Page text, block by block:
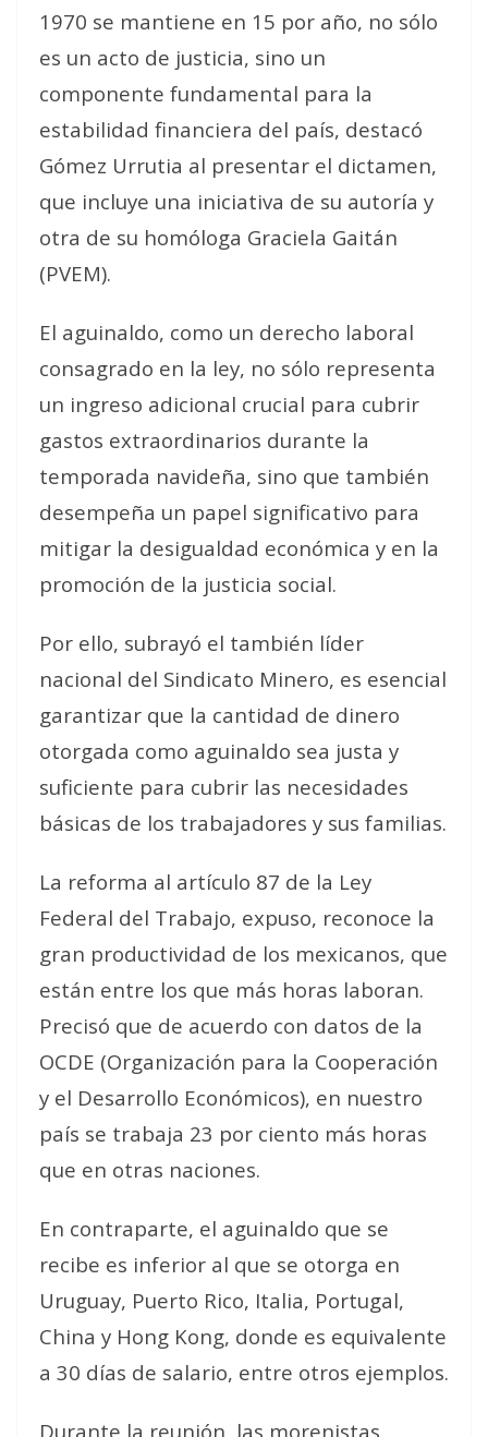
1970 se mantiene en 15 por año, no sólo
es un acto de justicia, sino un
componente fundamental para la
estabilidad financiera del país, destacó
Gómez Urrutia al presentar el dictamen,
que incluye una iniciativa de su autoría y
otra de su homóloga Graciela Gaitán
(PVEM).
El aguinaldo, como un derecho laboral
consagrado en la ley, no sólo representa
un ingreso adicional crucial para cubrir
gastos extraordinarios durante la
temporada navideña, sino que también
desempeña un papel significativo para
mitigar la desigualdad económica y en la
promoción de la justicia social.
Por ello, subrayó el también líder
nacional del Sindicato Minero, es esencial
garantizar que la cantidad de dinero
otorgada como aguinaldo sea justa y
suficiente para cubrir las necesidades
básicas de los trabajadores y sus familias.
La reforma al artículo 87 de la Ley
Federal del Trabajo, expuso, reconoce la
gran productividad de los mexicanos, que
están entre los que más horas laboran.
Precisó que de acuerdo con datos de la
OCDE (Organización para la Cooperación
y el Desarrollo Económicos), en nuestro
país se trabaja 23 por ciento más horas
que en otras naciones.
En contraparte, el aguinaldo que se
recibe es inferior al que se otorga en
Uruguay, Puerto Rico, Italia, Portugal,
China y Hong Kong, donde es equivalente
a 30 días de salario, entre otros ejemplos.
Durante la reunión, las morenistas